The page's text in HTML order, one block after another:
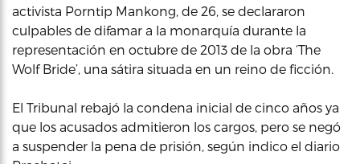
activista Porntip Mankong, de 26, se declararon
culpables de difamar a la monarquía durante la
representación en octubre de 2013 de la obra ‘The
Wolf Bride’, una sátira situada en un reino de ficción.
El Tribunal rebajó la condena inicial de cinco años ya
que los acusados admitieron los cargos, pero se negó
a suspender la pena de prisión, según indico el diario